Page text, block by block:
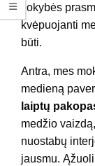
kokybės
kvėpuojanti
būti.
Antra, mes
medieną
laiptų
medžio
nuostabų
jausmu.